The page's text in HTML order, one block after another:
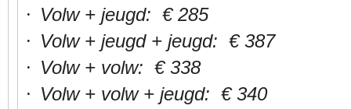
· Volw + jeugd: € 285
· Volw + jeugd + jeugd: € 387
· Volw + volw: € 338
· Volw + volw + jeugd: € 340